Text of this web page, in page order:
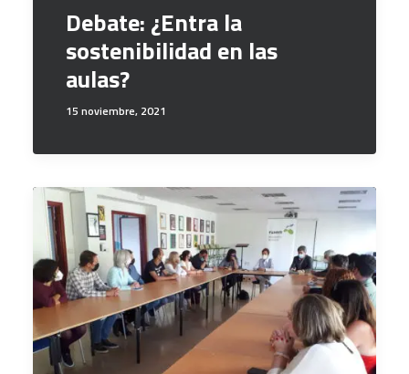
Debate: ¿Entra la
sostenibilidad en las
aulas?
15 noviembre, 2021